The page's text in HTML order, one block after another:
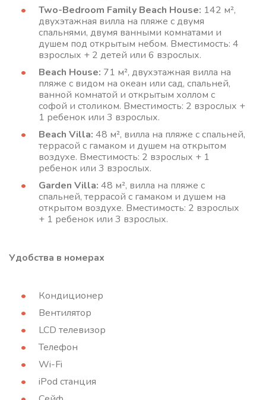
Two-Bedroom Family Beach House: 142 м²,
двухэтажная вилла на пляже с двумя
спальнями, двумя ванными комнатами и
душем под открытым небом. Вместимость: 4
взрослых + 2 детей или 6 взрослых.
Beach House: 71 м², двухэтажная вилла на
пляже с видом на океан или сад, спальней,
ванной комнатой и открытым холлом с
софой и столиком. Вместимость: 2 взрослых +
1 ребенок или 3 взрослых.
Beach Villa: 48 м², вилла на пляже с спальней,
террасой с гамаком и душем на открытом
воздухе. Вместимость: 2 взрослых + 1
ребенок или 3 взрослых.
Garden Villa: 48 м², вилла на пляже с
спальней, террасой с гамаком и душем на
открытом воздухе. Вместимость: 2 взрослых
+ 1 ребенок или 3 взрослых.
Удобства в номерах
Кондиционер
Вентилятор
LCD телевизор
Телефон
Wi-Fi
iPod станция